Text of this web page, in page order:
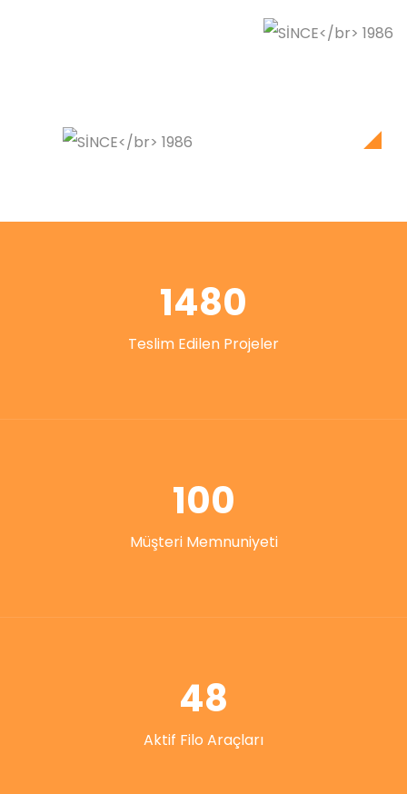
1480
Teslim Edilen Projeler
100
Müşteri Memnuniyeti
48
Aktif Filo Araçları